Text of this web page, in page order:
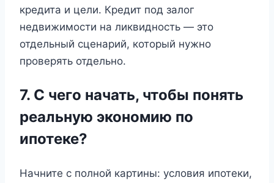
кредита и цели. Кредит под залог
недвижимости на ликвидность — это
отдельный сценарий, который нужно
проверять отдельно.
7. С чего начать, чтобы понять
реальную экономию по
ипотеке?
Начните с полной картины: условия ипотеки,